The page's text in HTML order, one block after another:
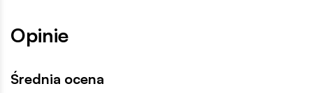
Opinie
Średnia ocena